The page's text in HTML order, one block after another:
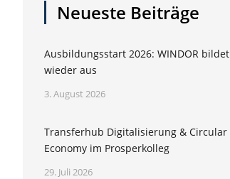
Neueste Beiträge
Ausbildungsstart 2026: WINDOR bildet
wieder aus
3. August 2026
Transferhub Digitalisierung & Circular
Economy im Prosperkolleg
29. Juli 2026